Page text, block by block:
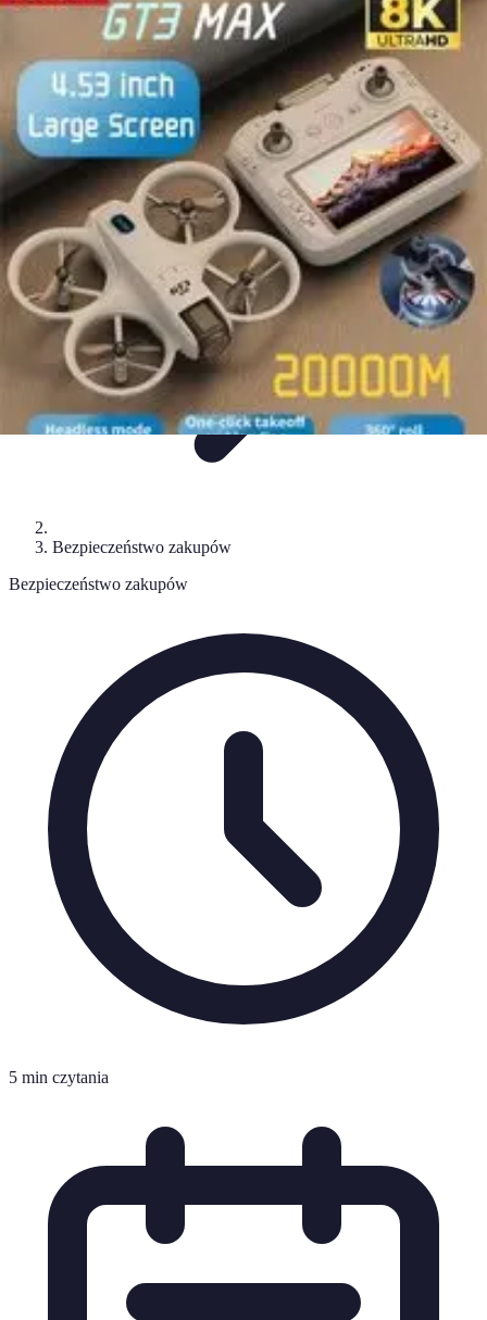
Mega Promocje
Porady zakupowe Porady TrendyPoradniki Zakupy i promocje
Mega Promocje
Bezpieczeństwo zakupów
Bezpieczeństwo zakupów
5 min czytania